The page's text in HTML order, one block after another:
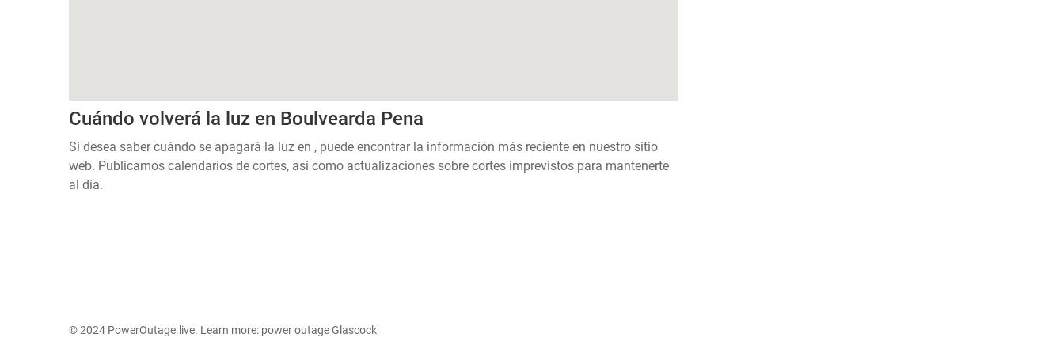
Cuándo volverá la luz en Boulvearda Pena
Si desea saber cuándo se apagará la luz en , puede encontrar la información más reciente en nuestro sitio
web. Publicamos calendarios de cortes, así como actualizaciones sobre cortes imprevistos para mantenerte
al día.
© 2024 PowerOutage.live. Learn more: power outage Glascock